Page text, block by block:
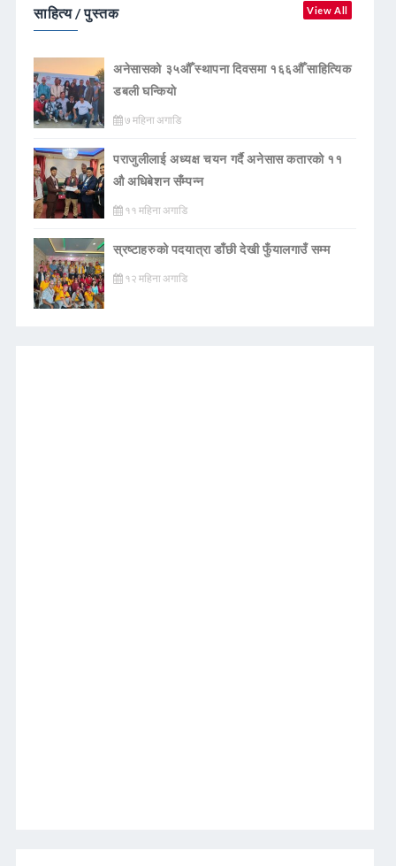
साहित्य / पुस्तक View All
अनेसासको ३५औँ स्थापना दिवसमा १६६औँ साहित्यिक
डबली घन्कियाे
७ महिना अगाडि
पराजुलीलाई अध्यक्ष चयन गर्दै अनेसास कतारको ११
औ अधिबेशन सँम्पन्न
११ महिना अगाडि
स्रष्टाहरुको पदयात्रा डाँछी देखी फुँयालगाउँ सम्म
१२ महिना अगाडि